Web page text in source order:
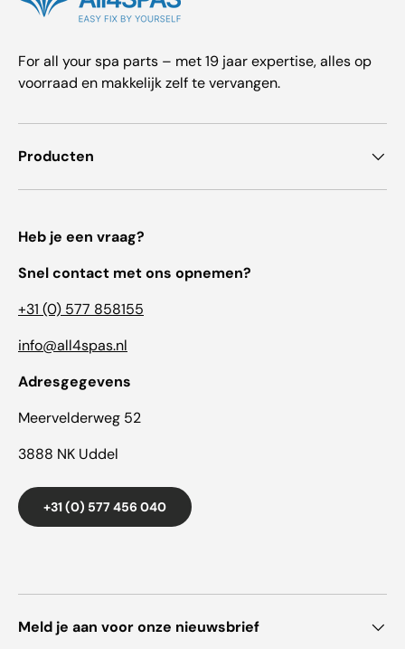
For all your spa parts – met 19 jaar expertise, alles op
voorraad en makkelijk zelf te vervangen.
Producten
Heb je een vraag?
Snel contact met ons opnemen?
+31 (0) 577 858155
info@all4spas.nl
Adresgegevens
Meervelderweg 52
3888 NK Uddel
+31 (0) 577 456 040
Meld je aan voor onze nieuwsbrief